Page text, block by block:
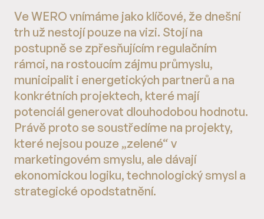
Ve WERO vnímáme jako klíčové, že dnešní
trh už nestojí pouze na vizi. Stojí na
postupně se zpřesňujícím regulačním
rámci, na rostoucím zájmu průmyslu,
municipalit i energetických partnerů a na
konkrétních projektech, které mají
potenciál generovat dlouhodobou hodnotu.
Právě proto se soustředíme na projekty,
které nejsou pouze „zelené“ v
marketingovém smyslu, ale dávají
ekonomickou logiku, technologický smysl a
strategické opodstatnění.